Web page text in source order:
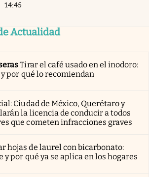
14:45
Actualidad
Tirar el café usado en el inodoro:
por qué lo recomiendan
Ciudad de México, Querétaro y
la licencia de conducir a todos
que cometen infracciones graves
hojas de laurel con bicarbonato:
y por qué ya se aplica en los hogares